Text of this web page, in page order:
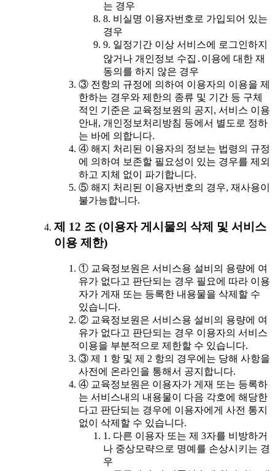
는 경우
8. 비실명 이용자번호로 가입되어 있는
경우
9. 일정기간 이상 서비스에 로그인하지
않거나 개인정보 수집․이용에 대한 재
동의를 하지 않은 경우
③ 전항의 규정에 의하여 이용자의 이용을 제
한하는 경우와 제한의 종류 및 기간 등 구체
적인 기준은 교육정보원의 공지, 서비스 이용
안내, 개인정보처리방침 등에서 별도로 정하
는 바에 의합니다.
④ 해지 처리된 이용자의 정보는 법령의 규정
에 의하여 보존할 필요성이 있는 경우를 제외
하고 지체 없이 파기합니다.
⑤ 해지 처리된 이용자번호의 경우, 재사용이
불가능합니다.
제 12 조 (이용자 게시물의 삭제 및 서비스
이용 제한)
① 교육정보원은 서비스용 설비의 용량에 여
유가 없다고 판단되는 경우 필요에 따라 이용
자가 게재 또는 등록한 내용물을 삭제할 수
있습니다.
② 교육정보원은 서비스용 설비의 용량에 여
유가 없다고 판단되는 경우 이용자의 서비스
이용을 부분적으로 제한할 수 있습니다.
③ 제 1 항 및 제 2 항의 경우에는 당해 사항을
사전에 온라인을 통해서 공지합니다.
④ 교육정보원은 이용자가 게재 또는 등록하
는 서비스내의 내용물이 다음 각호에 해당한
다고 판단되는 경우에 이용자에게 사전 통지
없이 삭제할 수 있습니다.
1. 다른 이용자 또는 제 3자를 비방하거
나 중상모략으로 명예를 손상시키는 경
우